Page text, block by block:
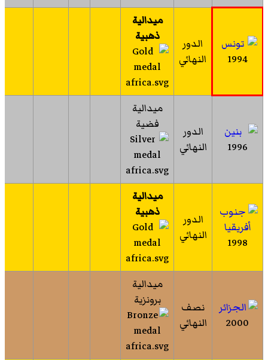
1994
الدور
النهائي
ميدالية
ذهبية
1996
الدور
النهائي
ميدالية
فضية
1998
الدور
النهائي
ميدالية
ذهبية
2000
نصف
النهائي
ميدالية
برونزية